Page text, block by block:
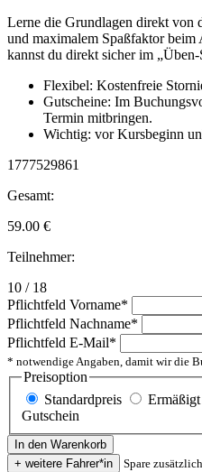
Lerne die Grundlagen direkt von
und maximalem Spaßfaktor beim
kannst du direkt sicher im
Flexibel: Kostenfreie
Gutscheine: Im
Termin mitbringen.
Wichtig: vor Kursbeginn
1777529861
Gesamt:
59.00 €
Teilnehmer:
10 / 18
Pflichtfeld Vorname*
Pflichtfeld Nachname*
Pflichtfeld E-Mail*
* notwendige Angaben, damit wir die
Preisoption
Standardpreis
Gutschein
Spare